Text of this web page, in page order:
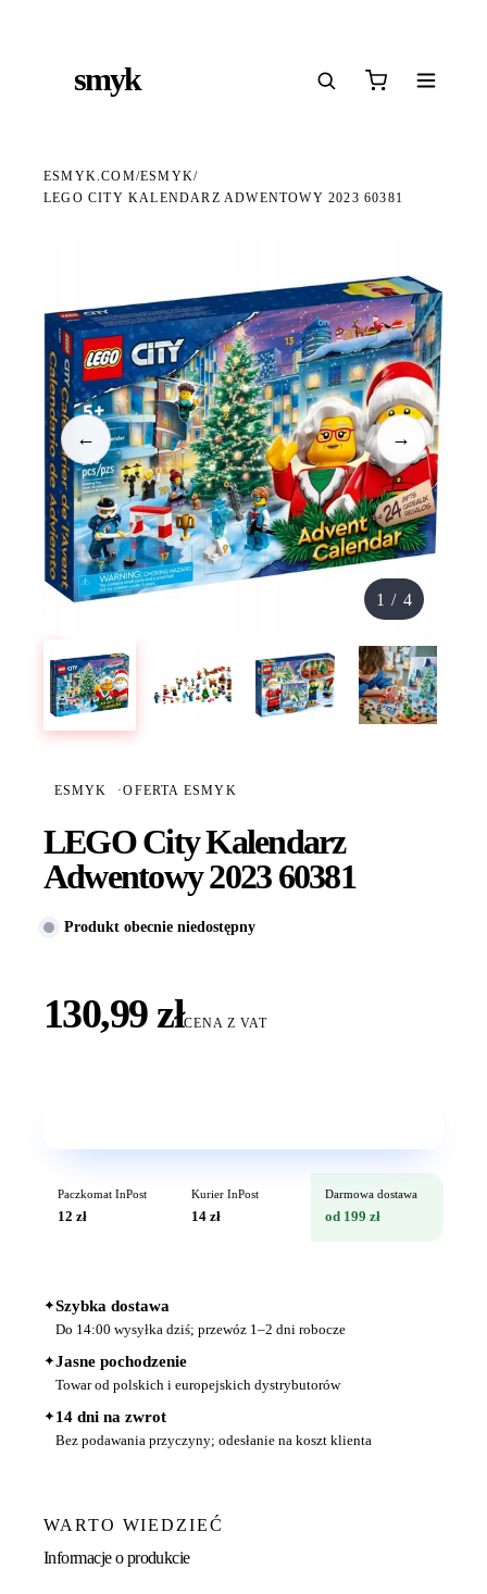
smyk
ESMYK.COM/ESMYK/
LEGO CITY KALENDARZ ADWENTOWY 2023 60381
← →
1 / 4
ESMYK ·OFERTA ESMYK
LEGO City Kalendarz
Adwentowy 2023 60381
Produkt obecnie niedostępny
130,99 złCENA Z VAT
Paczkomat InPost
12 zł
Kurier InPost
14 zł
Darmowa dostawa
od 199 zł
✦Szybka dostawa
Do 14:00 wysyłka dziś; przewóz 1–2 dni robocze
✦Jasne pochodzenie
Towar od polskich i europejskich dystrybutorów
✦14 dni na zwrot
Bez podawania przyczyny; odesłanie na koszt klienta
WARTO WIEDZIEĆ
Informacje o produkcie